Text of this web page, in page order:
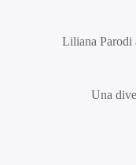
Liliana Parodi
Una